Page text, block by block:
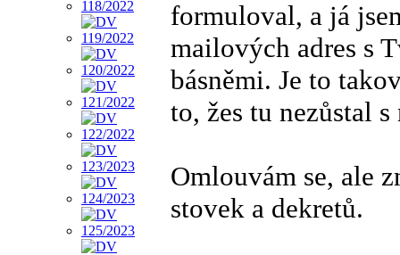
formuloval, a já
mailových adres s
básněmi. Je to
to, žes tu nezůstal
Omlouvám se, ale
stovek a dekretů.